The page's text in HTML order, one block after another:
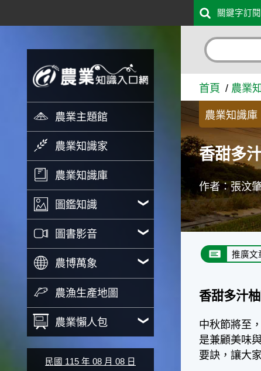
香甜多汁柚高纖、挑對文
農業主題館
農業知識家
農業知識庫
圖鑑知識
圖書影音
農博萬象
農漁生產地圖
農業懶人包
民國 115 年 08 月 08 日
關鍵字訂閱
首頁 農業
農業知識庫
香甜多
作者：張汶
推廣文
香甜多汁
中秋節將至
是兼顧美味
要訣，讓大